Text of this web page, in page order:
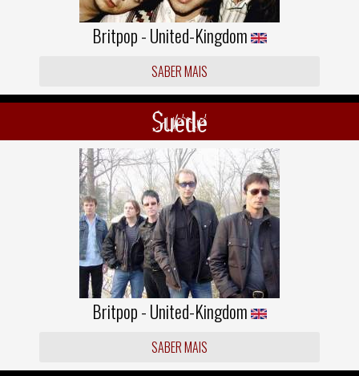
Britpop - United-Kingdom
SABER MAIS
Suede
Britpop - United-Kingdom
SABER MAIS